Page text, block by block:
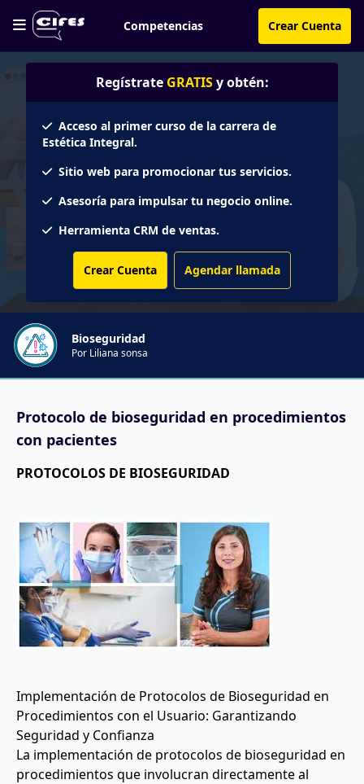
Competencias Crear Cuenta
Regístrate GRATIS y obtén:
Acceso al primer curso de la carrera de
Estética Integral.
Sitio web para promocionar tus servicios.
Asesoría para impulsar tu negocio online.
Herramienta CRM de ventas.
Crear Cuenta Agendar llamada
Bioseguridad
Por Liliana sonsa
Protocolo de bioseguridad en procedimientos
con pacientes
PROTOCOLOS DE BIOSEGURIDAD
Implementación de Protocolos de Bioseguridad en
Procedimientos con el Usuario: Garantizando
Seguridad y Confianza
La implementación de protocolos de bioseguridad en
procedimientos que involucran directamente al